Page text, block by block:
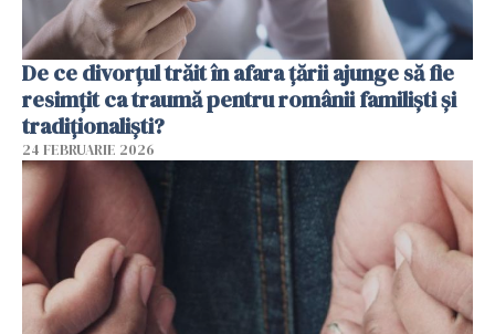
De ce divorțul trăit în afara țării ajunge să fie
resimțit ca traumă pentru românii familiști și
tradiționaliști?
24 FEBRUARIE 2026